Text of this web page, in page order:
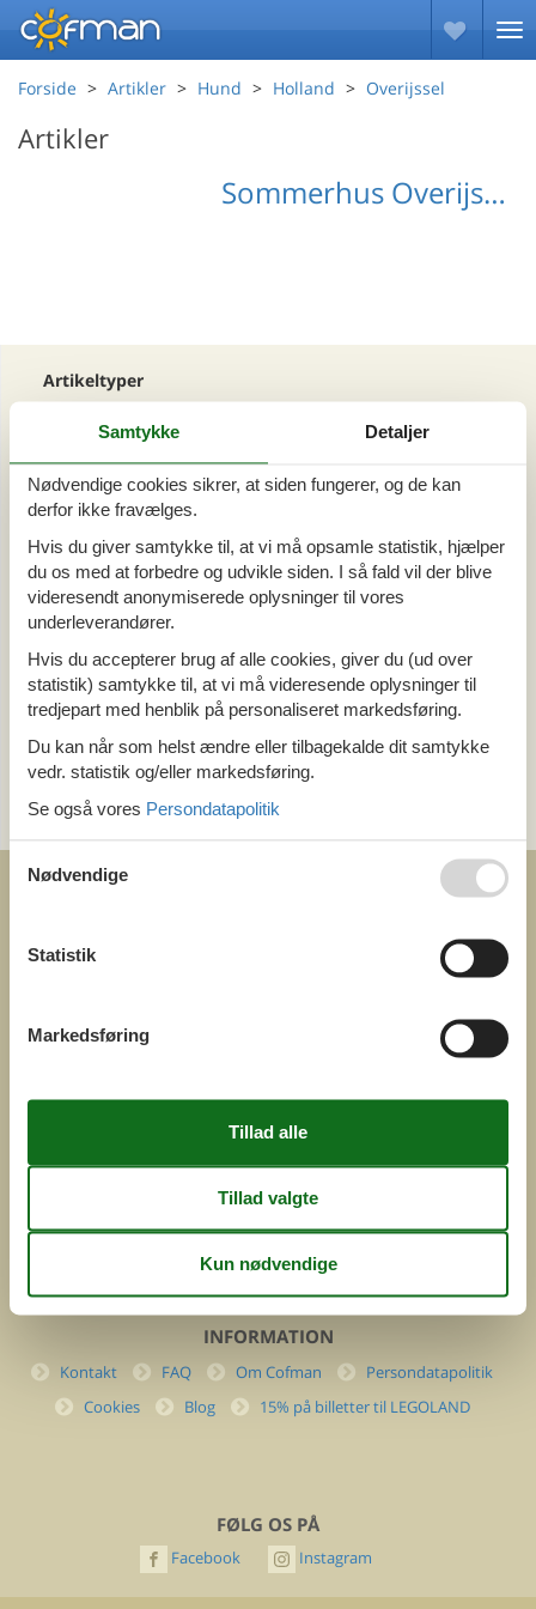
Forside Artikler Hund Holland Overijssel
Artikler
Sommerhus Overijssel med hund
Artikeltyper
Din Cofman ferie
Område
Alle
Holland
Overijssel
Tema
Alle
Hund
Kategori
Alle
Danmark
Cofman.com
(+45) 7877 0427
info@cofman.com
INFORMATION
Kontakt FAQ Om Cofman
Persondatapolitik
Cookies
Blog 15% på billetter til LEGOLAND
FØLG OS PÅ
Facebook Instagram
Samtykke Detaljer
Nødvendige cookies sikrer, at siden fungerer, og de kan
derfor ikke fravælges.
Hvis du giver samtykke til, at vi må opsamle statistik, hjælper
du os med at forbedre og udvikle siden. I så fald vil der blive
videresendt anonymiserede oplysninger til vores
underleverandører.
Hvis du accepterer brug af alle cookies, giver du (ud over
statistik) samtykke til, at vi må videresende oplysninger til
tredjepart med henblik på personaliseret markedsføring.
Du kan når som helst ændre eller tilbagekalde dit samtykke
vedr. statistik og/eller markedsføring.
Se også vores Persondatapolitik
Nødvendige
Statistik
Markedsføring